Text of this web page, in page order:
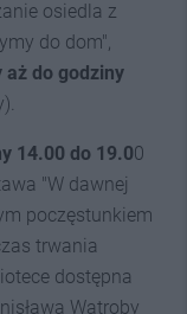
osiedla z
do dom",
aż do godziny
14.00 do 19.00
"W dawnej
poczęstunkiem
trwania
dostępna
Wątroby